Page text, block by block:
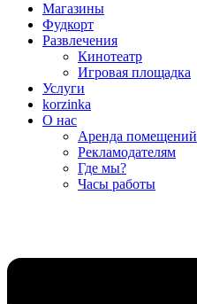
Магазины
Фудкорт
Развлечения
Кинотеатр
Игровая площадка
Услуги
korzinka
О нас
Аренда помещений
Рекламодателям
Где мы?
Часы работы